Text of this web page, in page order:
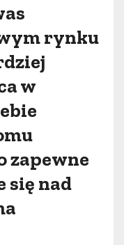
rynku
w
zapewne
się nad